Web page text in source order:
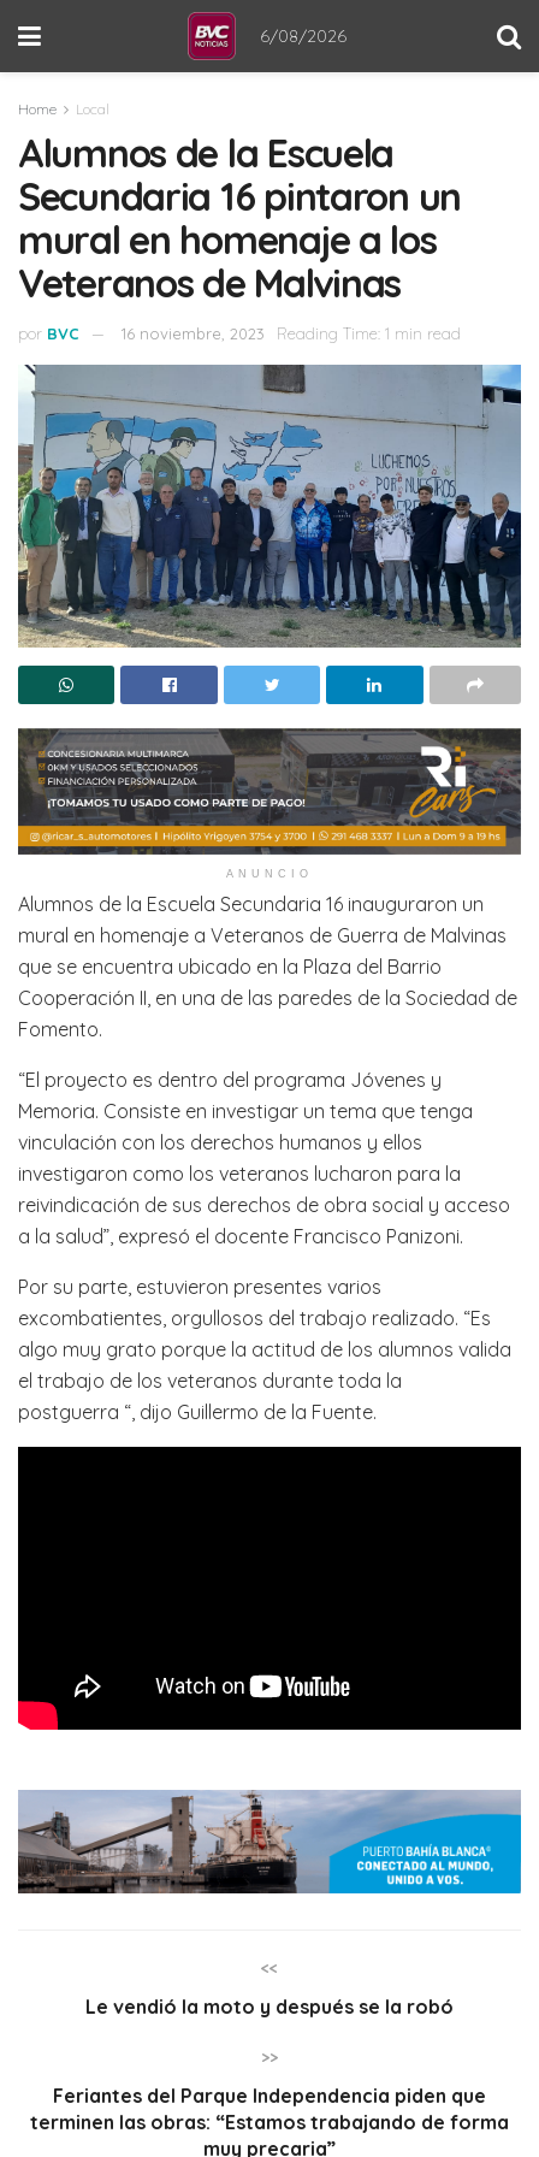
6/08/2026
Home Local
Alumnos de la Escuela
Secundaria 16 pintaron un
mural en homenaje a los
Veteranos de Malvinas
por BVC 16 noviembre, 2023 Reading Time: 1 min read
ANUNCIO
Alumnos de la Escuela Secundaria 16 inauguraron un
mural en homenaje a Veteranos de Guerra de Malvinas
que se encuentra ubicado en la Plaza del Barrio
Cooperación II, en una de las paredes de la Sociedad de
Fomento.
“El proyecto es dentro del programa Jóvenes y
Memoria. Consiste en investigar un tema que tenga
vinculación con los derechos humanos y ellos
investigaron como los veteranos lucharon para la
reivindicación de sus derechos de obra social y acceso
a la salud”, expresó el docente Francisco Panizoni.
Por su parte, estuvieron presentes varios
excombatientes, orgullosos del trabajo realizado. “Es
algo muy grato porque la actitud de los alumnos valida
el trabajo de los veteranos durante toda la
postguerra “, dijo Guillermo de la Fuente.
<<
Le vendió la moto y después se la robó
>>
Feriantes del Parque Independencia piden que
terminen las obras: “Estamos trabajando de forma
muy precaria”